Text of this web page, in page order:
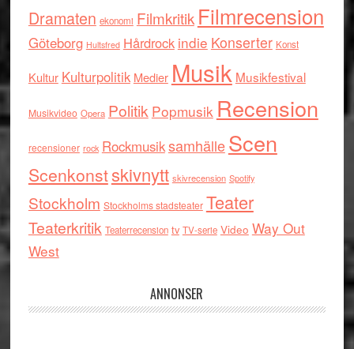
Dramaten ekonomi Filmkritik Filmrecension
Göteborg Hultsfred Hårdrock indie Konserter Konst
Kultur Kulturpolitik Medier Musik Musikfestival
Musikvideo Opera Politik Popmusik Recension
recensioner rock RockmusiksamhälleScen
Scenkonstskivnytt skivrecension Spotify
Stockholm Stockholms stadsteater Teater
Teaterkritik Teaterrecension tv TV-serie Video Way Out
West
ANNONSER